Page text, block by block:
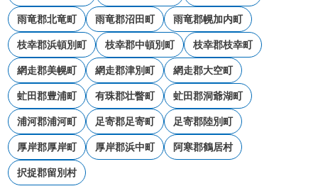
雨竜郡北竜町 雨竜郡沼田町 雨竜郡幌加内町
枝幸郡浜頓別町 枝幸郡中頓別町 枝幸郡枝幸町
網走郡美幌町 網走郡津別町 網走郡大空町
虻田郡豊浦町 有珠郡壮瞥町 虻田郡洞爺湖町
浦河郡浦河町 足寄郡足寄町 足寄郡陸別町
厚岸郡厚岸町 厚岸郡浜中町 阿寒郡鶴居村
択捉郡留別村